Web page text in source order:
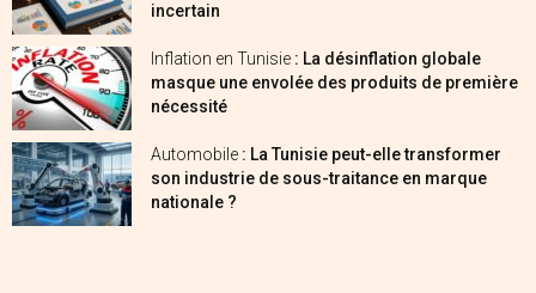
incertain
Inflation en Tunisie : La désinflation globale
masque une envolée des produits de première
nécessité
Automobile : La Tunisie peut-elle transformer
son industrie de sous-traitance en marque
nationale ?